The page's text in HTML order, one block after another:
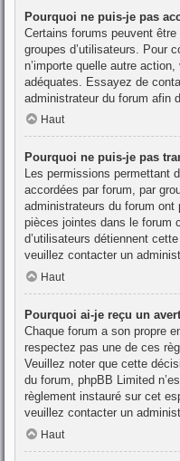
Pourquoi ne puis-je pas
Certains forums peuvent
groupes d’utilisateurs. Pour
n’importe quelle autre
adéquates. Essayez de
administrateur du forum afin
Haut
Pourquoi ne puis-je pas
Les permissions permettant
accordées par forum, par
administrateurs du forum
pièces jointes dans le forum
d’utilisateurs détiennent
veuillez contacter un
Haut
Pourquoi ai-je reçu un
Chaque forum a son propre
respectez pas une de ces
Veuillez noter que cette
du forum, phpBB Limited
règlement instauré sur cet
veuillez contacter un
Haut